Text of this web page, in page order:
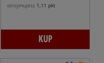
otrzymujesz 1,11 pkt
KUP